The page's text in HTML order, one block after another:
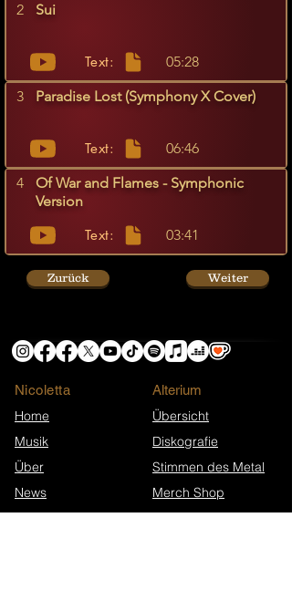
2
Sui
Text:
05:28
3
Paradise Lost (Symphony X Cover)
Text:
06:46
4
Of War and Flames - Symphonic
Version
Text:
03:41
Zurück Weiter
Nicoletta
Home
Musik
Über
News
Shop
​Alterium
Übersicht
Diskografie
Stimmen des Metal
Merch Shop
Tour Daten